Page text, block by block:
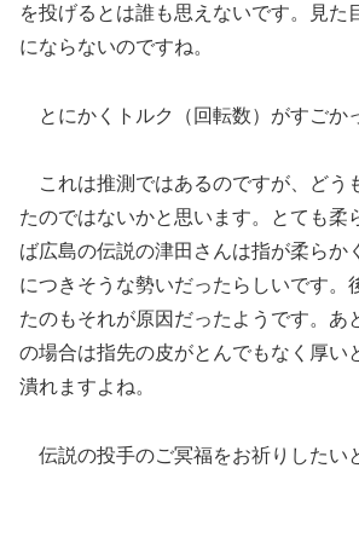
を投げるとは誰も思えないです。見た
にならないのですね。
とにかくトルク（回転数）がすごか
これは推測ではあるのですが、どう
たのではないかと思います。とても柔
ば広島の伝説の津田さんは指が柔らか
につきそうな勢いだったらしいです。
たのもそれが原因だったようです。あ
の場合は指先の皮がとんでもなく厚い
潰れますよね。
伝説の投手のご冥福をお祈りしたい